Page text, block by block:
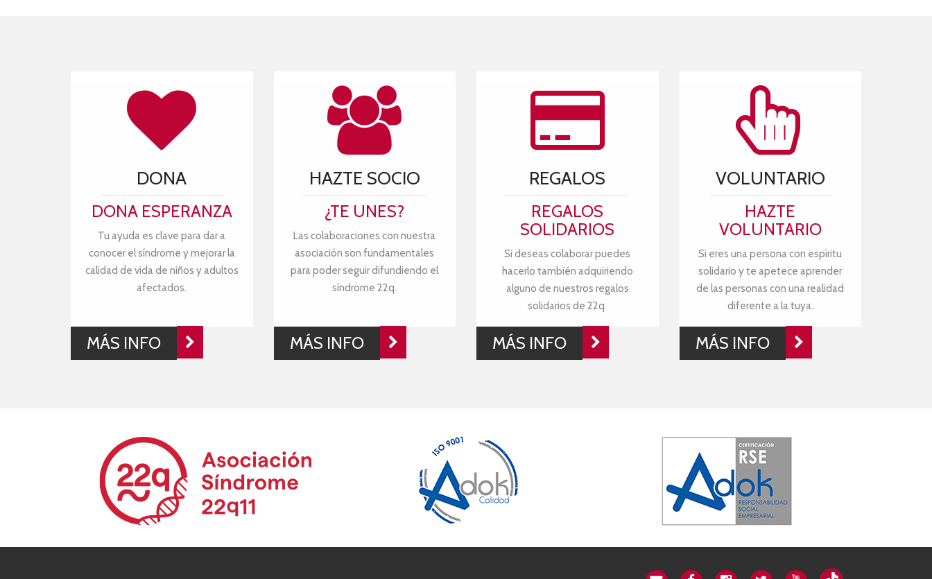
DONA
DONA ESPERANZA
Tu ayuda es clave para dar a
conocer el síndrome y mejorar la
calidad de vida de niños y adultos
afectados.
MÁS INFO
HAZTE SOCIO
¿TE UNES?
Las colaboraciones con nuestra
asociación son fundamentales
para poder seguir difundiendo el
síndrome 22q.
MÁS INFO
REGALOS
REGALOS
SOLIDARIOS
Si deseas colaborar puedes
hacerlo también adquiriendo
alguno de nuestros regalos
solidarios de 22q.
MÁS INFO
VOLUNTARIO
HAZTE
VOLUNTARIO
Si eres una persona con espíritu
solidario y te apetece aprender
de las personas con una realidad
diferente a la tuya.
MÁS INFO